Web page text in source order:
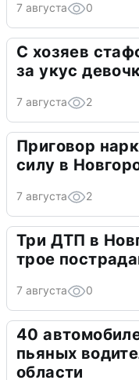
7 августа 0
С хозяев
за укус
7 августа 2
Приговор
силу в
7 августа 2
Три ДТП в
трое
7 августа 0
40
пьяных
области